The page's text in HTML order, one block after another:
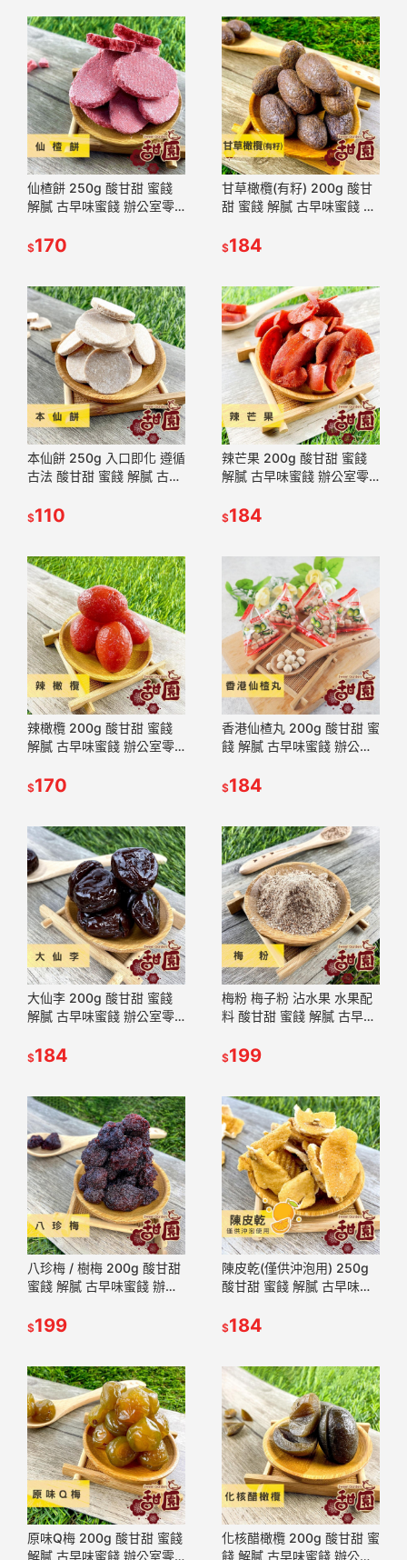
仙楂餅 250g 酸甘甜 蜜餞
解膩 古早味蜜餞 辦公室零
園】
$170
甘草橄欖(有籽) 200g 酸甘
甜 蜜餞 解膩 古早味蜜餞 辦
味【甜園】
$184
本仙餅 250g 入口即化 遵循
古法 酸甘甜 蜜餞 解膩 古早
薦 懷舊滋味【甜園】
$110
辣芒果 200g 酸甘甜 蜜餞
解膩 古早味蜜餞 辦公室零
園】
$184
辣橄欖 200g 酸甘甜 蜜餞
解膩 古早味蜜餞 辦公室零
園】
$170
香港仙楂丸 200g 酸甘甜 蜜
餞 解膩 古早味蜜餞 辦公室
【甜園】
$184
大仙李 200g 酸甘甜 蜜餞
解膩 古早味蜜餞 辦公室零
園】
$184
梅粉 梅子粉 沾水果 水果配
料 酸甘甜 蜜餞 解膩 古早味
懷舊滋味【甜園】
$199
八珍梅 / 樹梅 200g 酸甘甜
蜜餞 解膩 古早味蜜餞 辦公
【甜園】
$199
陳皮乾(僅供沖泡用) 250g
酸甘甜 蜜餞 解膩 古早味蜜
舊滋味【甜園】
$184
原味Q梅 200g 酸甘甜 蜜餞
解膩 古早味蜜餞 辦公室零
化核醋橄欖 200g 酸甘甜 蜜
餞 解膩 古早味蜜餞 辦公室